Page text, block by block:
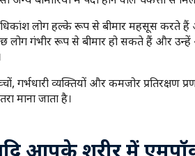
लोग हल्के रूप से बीमार महसूस करते हैं
लोग गंभीर रूप से बीमार हो सकते हैं और उन्हें
गर्भधारी व्यक्तियों और कमजोर प्रतिरक्षण
माना जाता है।